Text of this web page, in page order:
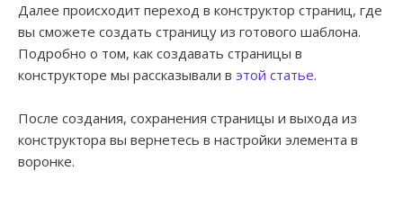
Далее происходит переход в конструктор страниц, где
вы сможете создать страницу из готового шаблона.
Подробно о том, как создавать страницы в
конструкторе мы рассказывали в этой статье.
После создания, сохранения страницы и выхода из
конструктора вы вернетесь в настройки элемента в
воронке.